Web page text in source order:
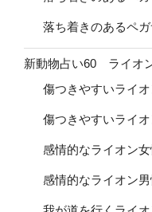
落ち着きのあるペ
新動物占い60 ライオ
傷つきやすいライ
傷つきやすいライ
感情的なライオン女
感情的なライオン男